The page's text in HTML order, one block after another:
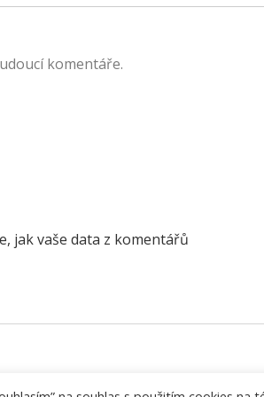
komentáře.
jak vaše data z komentářů